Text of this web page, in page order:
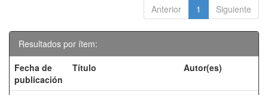
Anterior 1 Siguiente
Resultados por ítem:
Fecha de
publicación
Título Autor(es)